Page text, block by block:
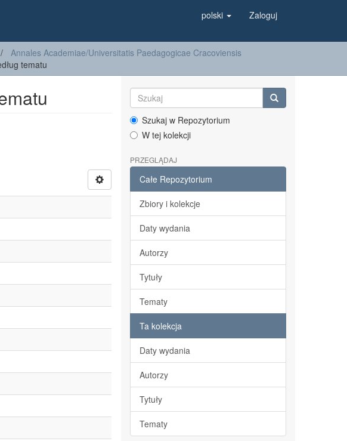
polski Zaloguj
Annales Academiae/Universitatis Paedagogicae Cracoviensis
tematu
Szukaj w Repozytorium
W tej kolekcji
PRZEGLĄDAJ
Całe Repozytorium
Zbiory i kolekcje
Daty wydania
Autorzy
Tytuły
Tematy
Ta kolekcja
Daty wydania
Autorzy
Tytuły
Tematy